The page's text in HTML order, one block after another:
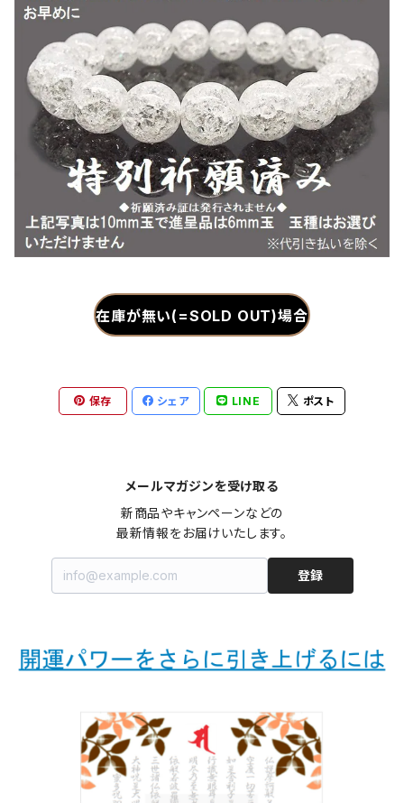
在庫が無い(=SOLD OUT)場合
保存 シェア LINE ポスト
メールマガジンを受け取る
新商品やキャンペーンなどの
最新情報をお届けいたします。
登録